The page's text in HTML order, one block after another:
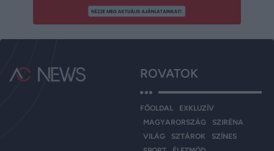
ROVATOK
FŐOLDAL
EXKLUZÍV
MAGYARORSZÁG
SZIRÉNA
VILÁG
SZTÁROK
SZÍNES